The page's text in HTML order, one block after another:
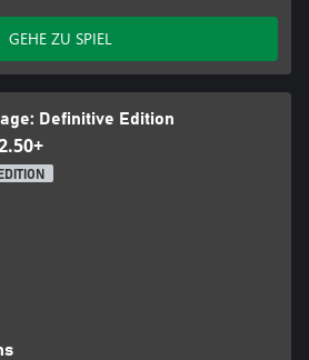
GEHE ZU SPIEL
Definitive Edition